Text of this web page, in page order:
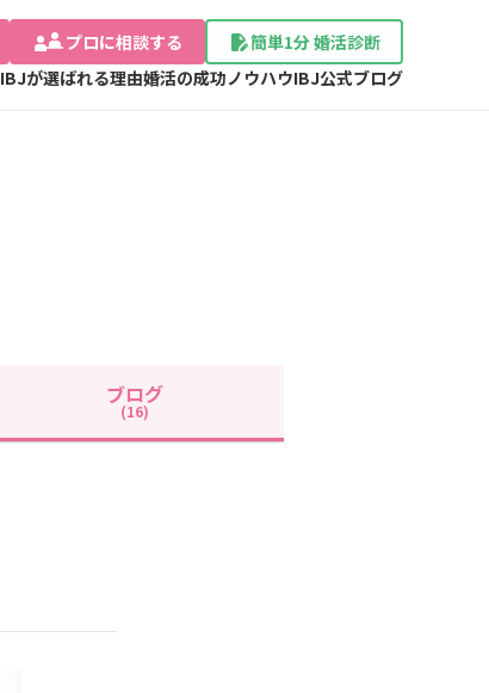
プロに相談する
簡単1分 婚活診断
IBJが選ばれる理由婚活の成功ノウハウIBJ公式ブログ
ブログ
(16)